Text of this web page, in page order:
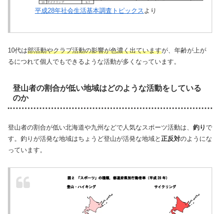
平成28年社会生活基本調査トピックス より
10代は部活動やクラブ活動の影響が色濃く出ていますが、年齢が上が
るにつれて個人でもできるような活動が多くなっています。
登山者の割合が低い地域はどのような活動をしている
のか
登山者の割合が低い北海道や九州などで人気なスポーツ活動は、 釣りで
す。釣りが活発な地域はちょうど登山が活発な地域と 正反対のようにな
っています。